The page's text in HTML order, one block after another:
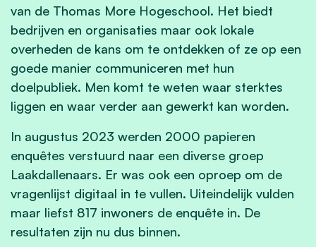
van de Thomas More Hogeschool. Het biedt
bedrijven en organisaties maar ook lokale
overheden de kans om te ontdekken of ze op een
goede manier communiceren met hun
doelpubliek. Men komt te weten waar sterktes
liggen en waar verder aan gewerkt kan worden.
In augustus 2023 werden 2000 papieren
enquêtes verstuurd naar een diverse groep
Laakdallenaars. Er was ook een oproep om de
vragenlijst digitaal in te vullen. Uiteindelijk vulden
maar liefst 817 inwoners de enquête in. De
resultaten zijn nu dus binnen.